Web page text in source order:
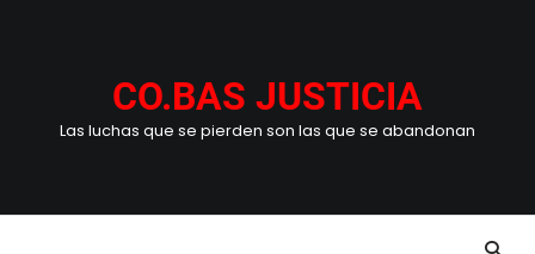
CO.BAS JUSTICIA
Las luchas que se pierden son las que se abandonan